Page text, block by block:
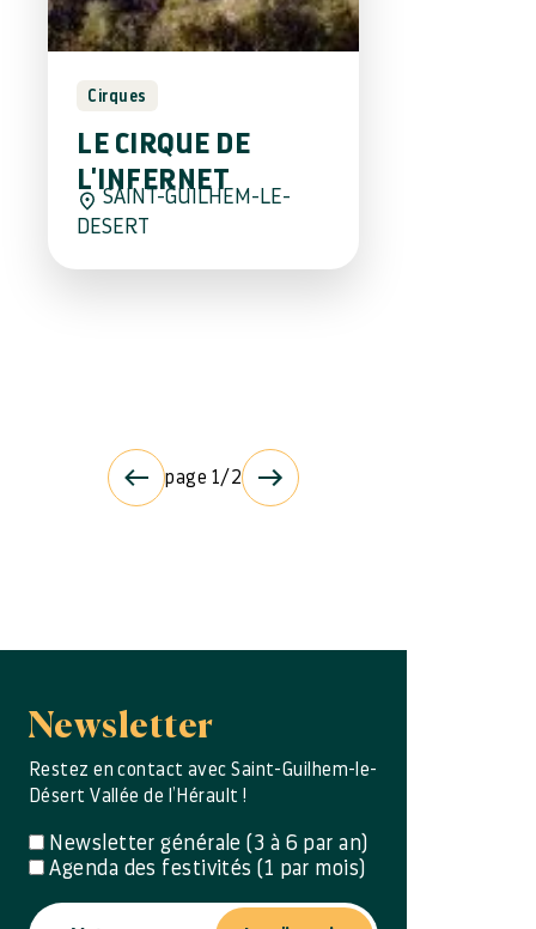
Cirques
LE CIRQUE DE
L'INFERNET
SAINT-GUILHEM-LE-
DESERT
page 1/2
Newsletter
Restez en contact avec Saint-Guilhem-le-
Désert Vallée de l’Hérault !
Newsletter générale (3 à 6 par an)
Agenda des festivités (1 par mois)